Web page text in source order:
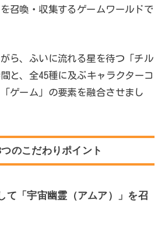
召喚・収集するゲームワールドで
ら、ふいに流れる星を待つ「チル
と、全45種に及ぶキャラクターコ
ゲーム」の要素を融合させまし
のこだわりポイント
て「宇宙幽霊（アムア）」を召